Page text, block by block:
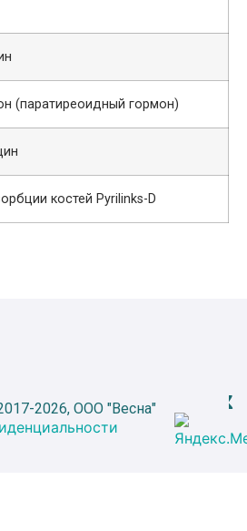
(паратиреоидный гормон)
костей Pyrilinks-D
2026, ООО "Весна"